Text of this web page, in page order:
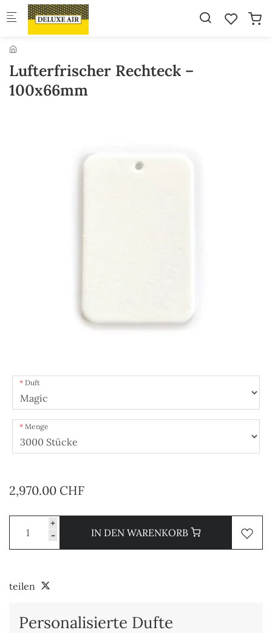
Skip to main content
Lufterfrischer Rechteck –
100x66mm
Duft
Menge
2,970.00 CHF
+
-
IN DEN WARENKORB
teilen
Personalisierte Dufte